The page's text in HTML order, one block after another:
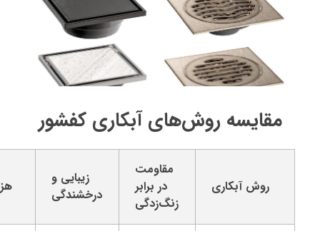
مقایسه روش‌های آبکاری کفشور
روش آبکاری
مقاومت
در برابر
زنگ‌زدگی
زیبایی و
درخشندگی